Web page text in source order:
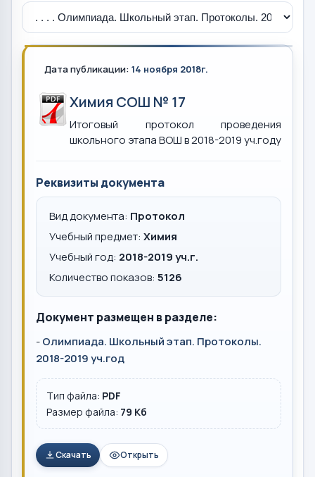
Дата публикации: 14 ноября 2018г.
Химия СОШ № 17
Итоговый протокол проведения
школьного этапа ВОШ в 2018-2019 уч.году
Реквизиты документа
Вид документа: Протокол
Учебный предмет: Химия
Учебный год: 2018-2019 уч.г.
Количество показов: 5126
Документ размещен в разделе:
-Олимпиада. Школьный этап. Протоколы.
2018-2019 уч.год
Тип файла: PDF
Размер файла: 79 Кб
Скачать Открыть